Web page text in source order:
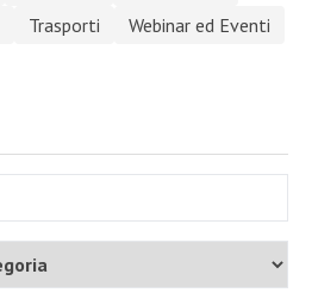
Trasporti Webinar ed Eventi